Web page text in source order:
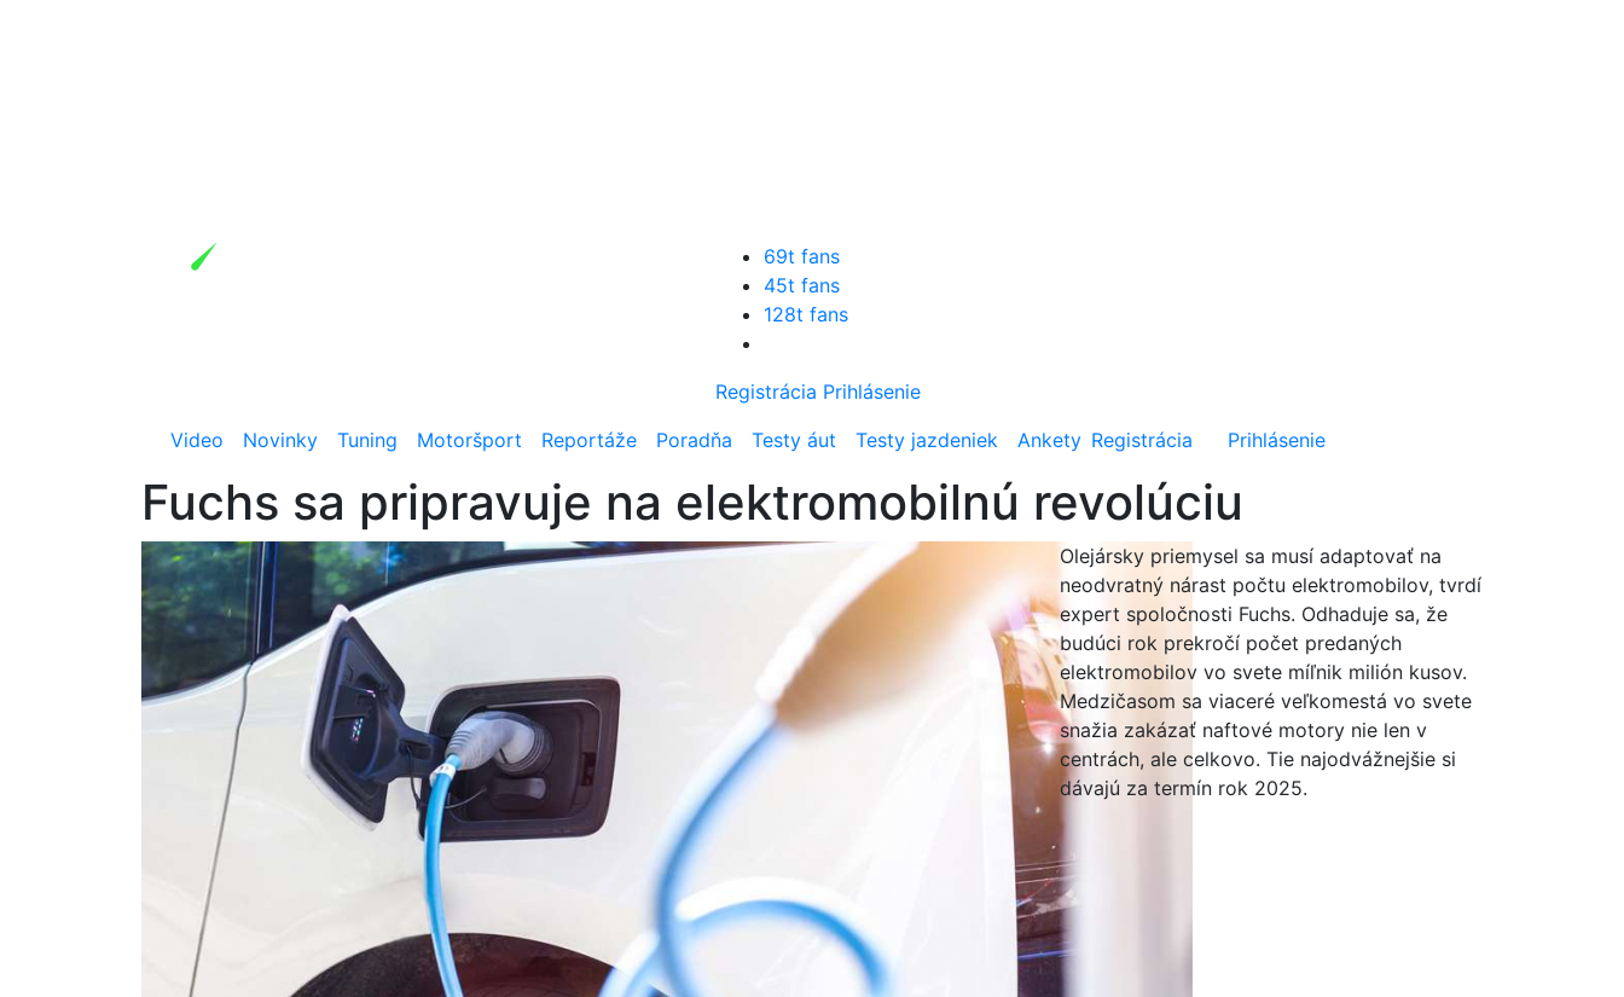
69t fans
45t fans
128t fans
Registrácia Prihlásenie
Video
Novinky Tuning Motoršport Reportáže Poradňa Testy áut Testy jazdeniek Ankety Registrácia Prihlásenie
Fuchs sa pripravuje na elektromobilnú revolúciu
Olejársky priemysel sa musí adaptovať na
neodvratný nárast počtu elektromobilov, tvrdí
expert spoločnosti Fuchs. Odhaduje sa, že
budúci rok prekročí počet predaných
elektromobilov vo svete míľnik milión kusov.
Medzičasom sa viaceré veľkomestá vo svete
snažia zakázať naftové motory nie len v
centrách, ale celkovo. Tie najodvážnejšie si
dávajú za termín rok 2025.